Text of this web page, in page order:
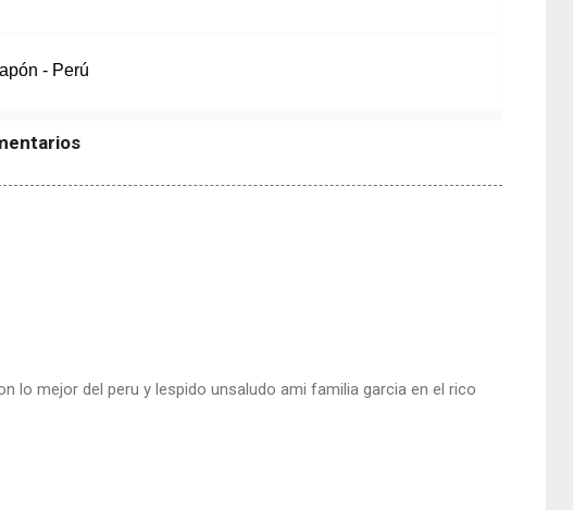
- Perú
lo mejor del peru y lespido unsaludo ami familia garcia en el rico